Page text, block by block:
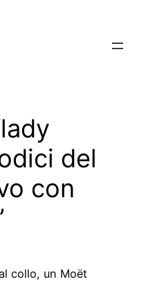
del
con
collo, un Moët